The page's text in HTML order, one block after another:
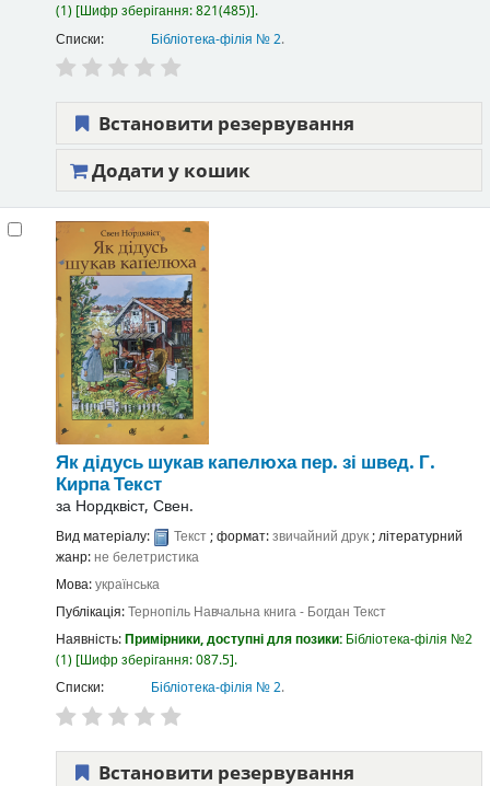
(1) Шифр зберігання:821(485) .
Списки:
Бібліотека-філія № 2.
Встановити резервування
Додати у кошик
Як дідусь шукав капелюхапер. зі швед. Г.
КирпаТекст
за Нордквіст, Свен.
Вид матеріалу: Текст; формат:звичайний друк; літературний
жанр:не белетристика
Мова:українська
Публікація:Тернопіль Навчальна книга - Богдан Текст
Наявність:Примірники, доступні для позики: Бібліотека-філія №2
(1) Шифр зберігання:087.5 .
Списки:
Бібліотека-філія № 2.
Встановити резервування